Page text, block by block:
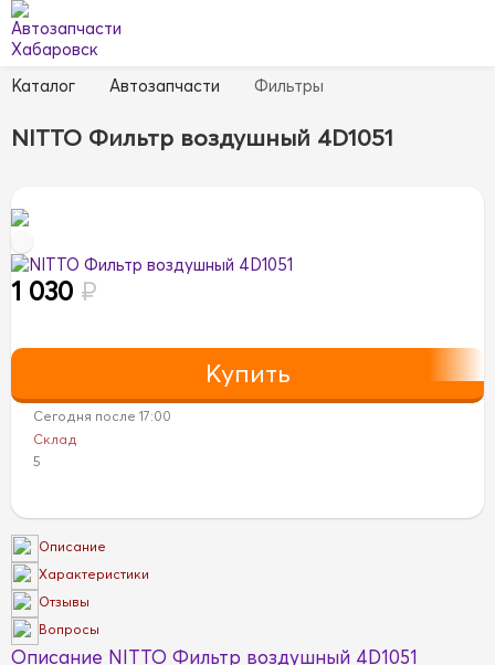
Каталог Автозапчасти Фильтры
NITTO Фильтр воздушный 4D1051
1 030 ₽
Сегодня после 17:00
Склад
5
Описание
Характеристики
Отзывы
Вопросы
Описание NITTO Фильтр воздушный 4D1051